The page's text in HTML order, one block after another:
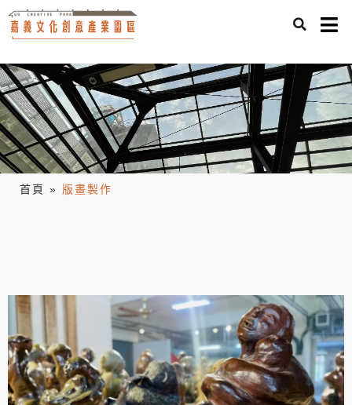
首頁 » 版畫製作